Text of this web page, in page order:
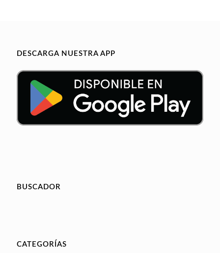
DESCARGA NUESTRA APP
BUSCADOR
CATEGORÍAS